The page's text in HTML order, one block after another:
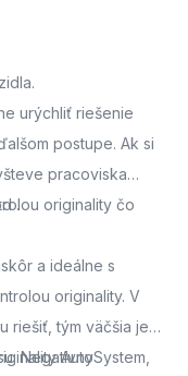
urýchliť riešenie
postupe. Ak si
pracoviska
.
originality čo
a ideálne s
originality. V
riešiť, tým väčšia je
Negatívny
AutoSystem,